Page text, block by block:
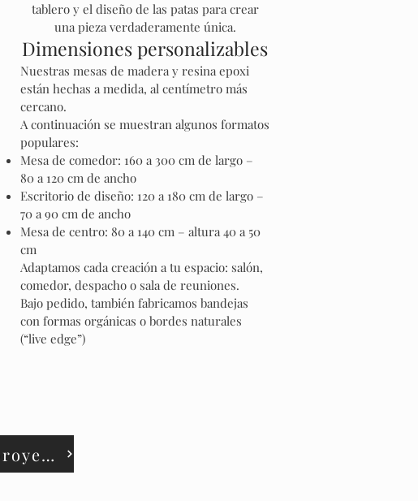
tablero y el diseño de las patas para crear
una pieza verdaderamente única.
Dimensiones personalizables
Nuestras mesas de madera y resina epoxi
están hechas a medida, al centímetro más
cercano.
A continuación se muestran algunos formatos
populares:
Mesa de comedor: 160 a 300 cm de largo –
80 a 120 cm de ancho
Escritorio de diseño: 120 a 180 cm de largo –
70 a 90 cm de ancho
Mesa de centro: 80 a 140 cm – altura 40 a 50
cm
Adaptamos cada creación a tu espacio: salón,
comedor, despacho o sala de reuniones.
Bajo pedido, también fabricamos bandejas
con formas orgánicas o bordes naturales
(“live edge”)
Haga clic aquí para personalizar su proyecto